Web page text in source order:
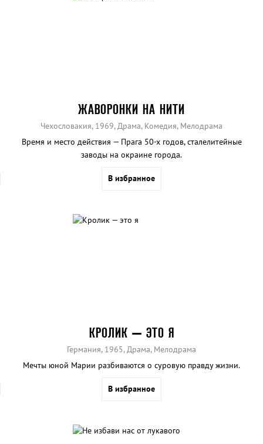
ЖАВОРОНКИ НА НИТИ
Чехословакия, 1969, Драма, Комедия, Мелодрама
Время и место действия — Прага 50-х годов, сталелитейные
заводы на окраине города.
В избранное
КРОЛИК — ЭТО Я
Германия, 1965, Драма, Мелодрама
Мечты юной Марии разбиваются о суровую правду жизни.
В избранное